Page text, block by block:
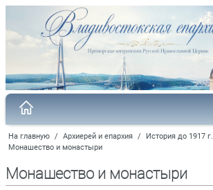
На главную / Архиерей и епархия / История до 1917 г.
Монашество и монастыри
Монашество и монастыри